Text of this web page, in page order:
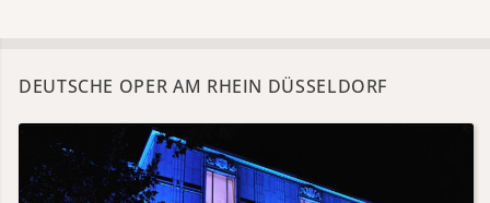
DEUTSCHE OPER AM RHEIN DÜSSELDORF